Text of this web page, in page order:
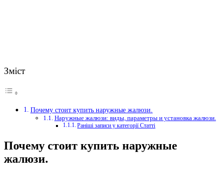
Зміст
Почему стоит купить наружные жалюзи.
Наружные жалюзи: виды, параметры и установка жалюзи.
Раніші записи у категорії Статті
Почему стоит купить наружные
жалюзи.